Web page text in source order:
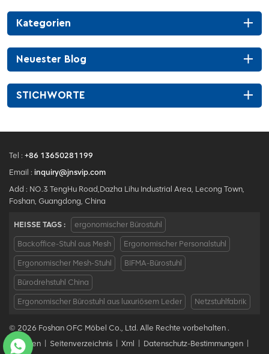
Kategorien
Neuester Blog
STICHWORTE
Tel : +86 13650281199
Email : inquiry@jnsvip.com
Add : NO.3 TengHu Road,Dazha Lihu Industrial Area, Lecong Town,
Foshan, Guangdong, China
HEISSE TAGS : ergonomischer Bürostuhl
Backoffice-Stuhl aus Mesh Ergonomischer Personalstuhl
Ergonomischer Mesh-Stuhl BIFMA-Bürostuhl
Bürodrehstuhl China
Ergonomischer Bürostuhl aus luxuriösem Leder Netzstuhlfabrik
© 2026 Foshan OFC Möbel Co., Ltd. Alle Rechte vorbehalten .
Bloggen
Seitenverzeichnis Xml Datenschutz-Bestimmungen